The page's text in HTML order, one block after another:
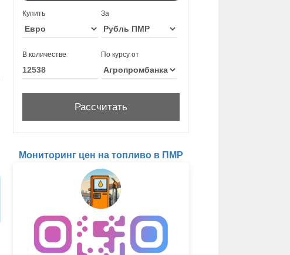
Купить За
В количестве По курсу от
Мониторинг цен на топливо в ПМР